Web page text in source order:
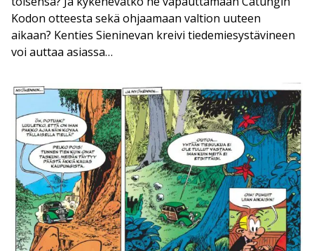
Kodon otteesta sekä ohjaamaan valtion uuteen
aikaan? Kenties Sieninevan kreivi tiedemiesystävineen
voi auttaa asiassa…